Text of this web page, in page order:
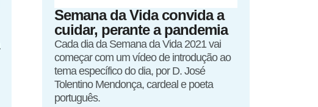
Semana da Vida convida a
cuidar, perante a pandemia
Cada dia da Semana da Vida 2021 vai
começar com um vídeo de introdução ao
tema específico do dia, por D. José
Tolentino Mendonça, cardeal e poeta
português.